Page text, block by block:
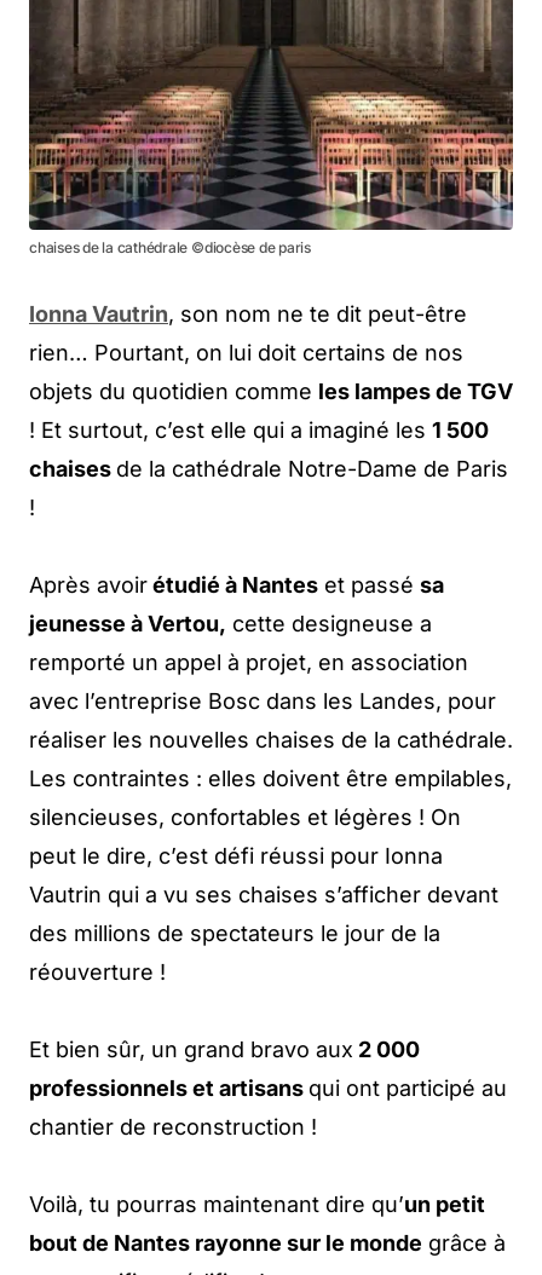
chaises de la cathédrale ©diocèse de paris
Ionna Vautrin, son nom ne te dit peut-être
rien… Pourtant, on lui doit certains de nos
objets du quotidien comme les lampes de TGV
! Et surtout, c’est elle qui a imaginé les 1 500
chaises de la cathédrale Notre-Dame de Paris
!
Après avoirétudié à Nantes et passé sa
jeunesse à Vertou, cette designeuse a
remporté un appel à projet, en association
avec l’entreprise Bosc dans les Landes, pour
réaliser les nouvelles chaises de la cathédrale.
Les contraintes : elles doivent être empilables,
silencieuses, confortables et légères ! On
peut le dire, c’est défi réussi pour Ionna
Vautrin qui a vu ses chaises s’afficher devant
des millions de spectateurs le jour de la
réouverture !
Et bien sûr, un grand bravo aux 2 000
professionnels et artisans qui ont participé au
chantier de reconstruction !
Voilà, tu pourras maintenant dire qu’un petit
bout de Nantes rayonne sur le monde grâce à